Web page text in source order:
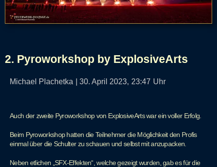
2. Pyroworkshop by ExplosiveArts
Michael Plachetka 30. April 2023, 23:47 Uhr
Auch der zweite Pyroworkshop von ExplosiveArts war ein voller Erfolg.
Beim Pyroworkshop hatten die Teilnehmer die Möglichkeit den Profis
einmal über die Schulter zu schauen und selbst mit anzupacken.
Neben etlichen „SFX-Effekten“, welche gezeigt wurden, gab es für die